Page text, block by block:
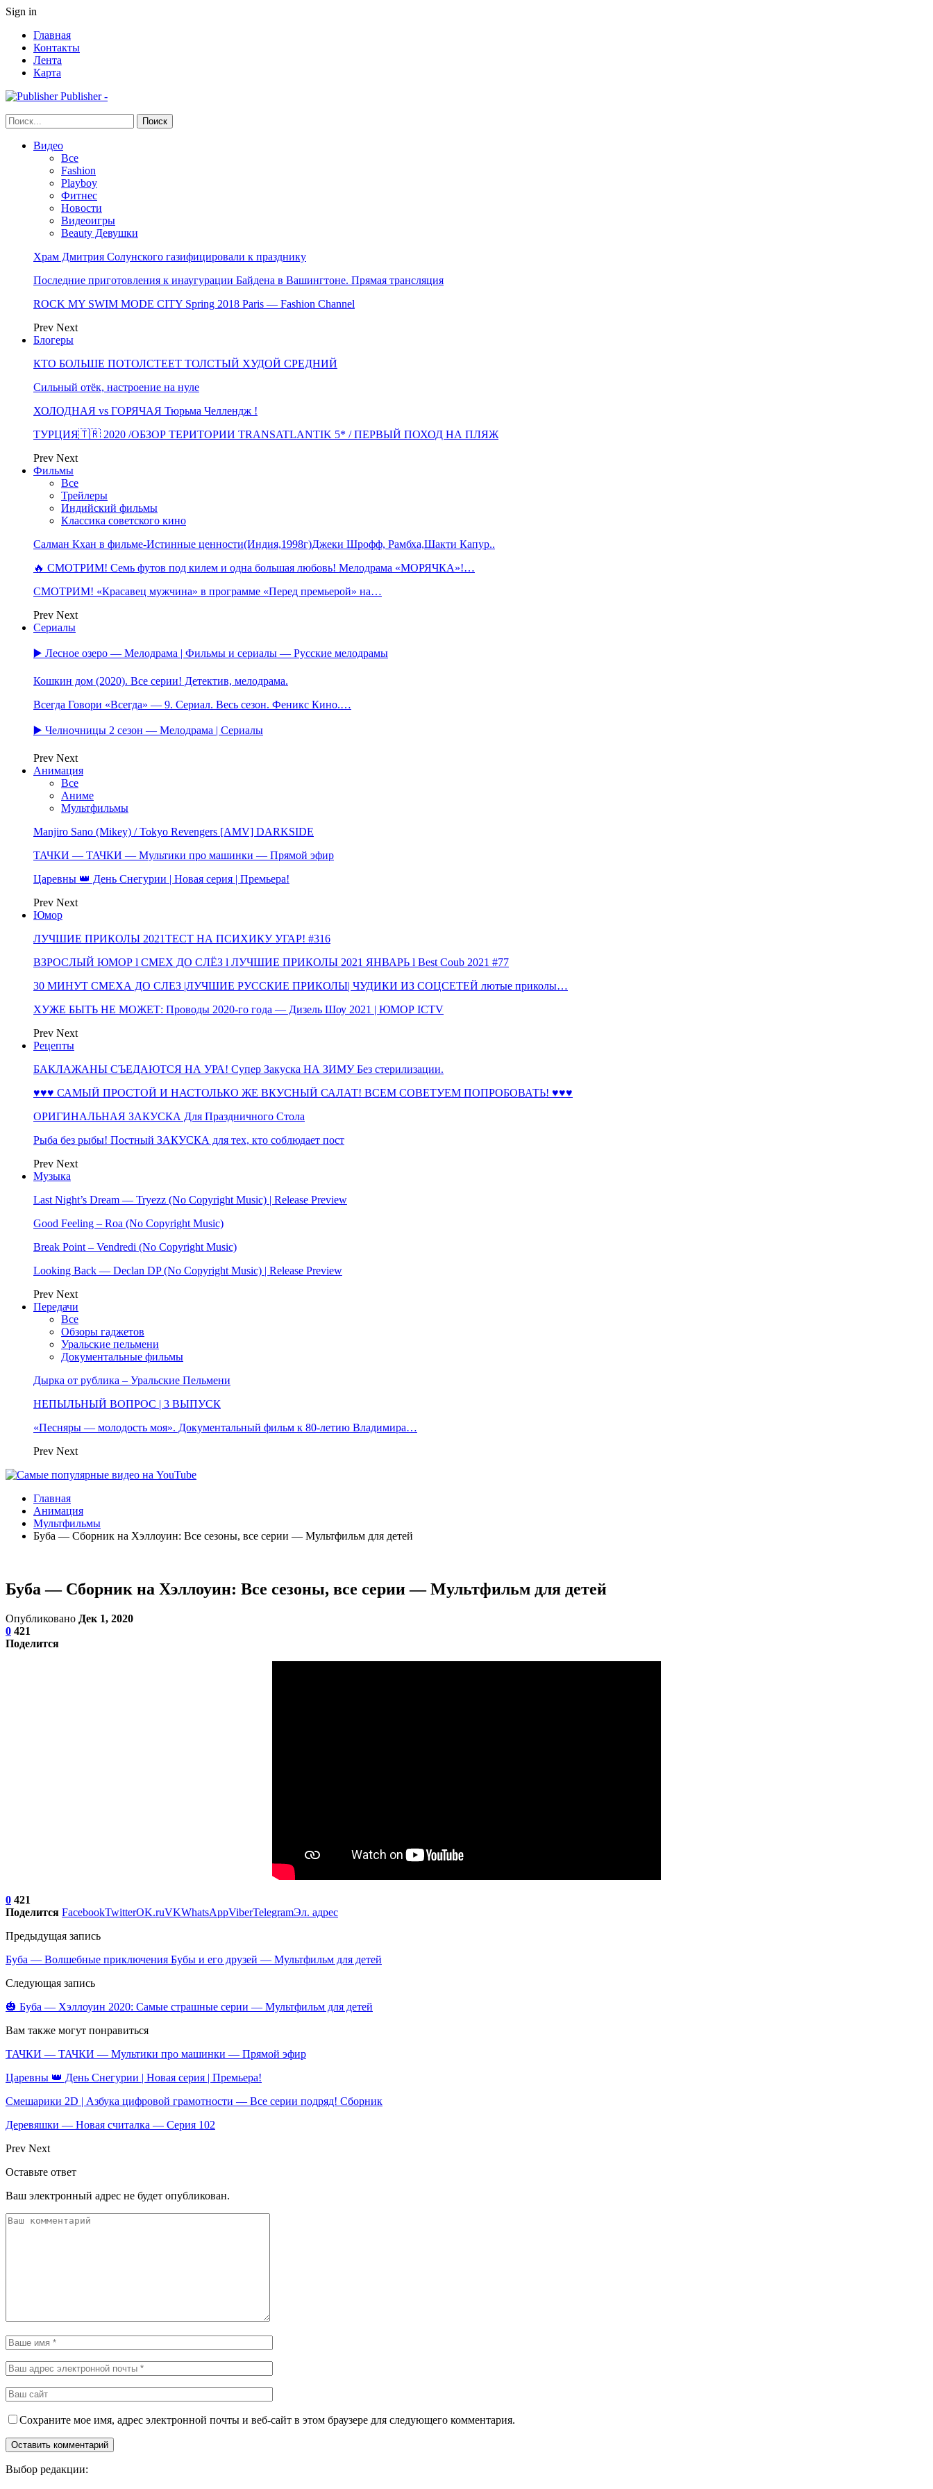
Sign in
Главная
Контакты
Лента
Карта
Publisher -
Видео
Все
Fashion
Playboy
Фитнес
Новости
Видеоигры
Beauty Девушки
Храм Дмитрия Солунского газифицировали к празднику
Последние приготовления к инаугурации Байдена в Вашингтоне. Прямая трансляция
ROCK MY SWIM MODE CITY Spring 2018 Paris — Fashion Channel
Prev Next
Блогеры
КТО БОЛЬШЕ ПОТОЛСТЕЕТ ТОЛСТЫЙ ХУДОЙ СРЕДНИЙ
Сильный отёк, настроение на нуле
ХОЛОДНАЯ vs ГОРЯЧАЯ Тюрьма Челлендж !
ТУРЦИЯ🇹🇷 2020 /ОБЗОР ТЕРИТОРИИ TRANSATLANTIK 5* / ПЕРВЫЙ ПОХОД НА ПЛЯЖ
Prev Next
Фильмы
Все
Трейлеры
Индийский фильмы
Классика советского кино
Салман Кхан в фильме-Истинные ценности(Индия,1998г)Джеки Шрофф, Рамбха,Шакти Капур..
🔥 СМОТРИМ! Семь футов под килем и одна большая любовь! Мелодрама «МОРЯЧКА»!…
СМОТРИМ! «Красавец мужчина» в программе «Перед премьерой» на…
Prev Next
Сериалы
▶️ Лесное озеро — Мелодрама | Фильмы и сериалы — Русские мелодрамы
Кошкин дом (2020). Все серии! Детектив, мелодрама.
Всегда Говори «Всегда» — 9. Сериал. Весь сезон. Феникс Кино.…
▶️ Челночницы 2 сезон — Мелодрама | Сериалы
Prev Next
Анимация
Все
Аниме
Мультфильмы
Manjiro Sano (Mikey) / Tokyo Revengers [AMV] DARKSIDE
ТАЧКИ — ТАЧКИ — Мультики про машинки — Прямой эфир
Царевны 👑 День Снегурии | Новая серия | Премьера!
Prev Next
Юмор
ЛУЧШИЕ ПРИКОЛЫ 2021ТЕСТ НА ПСИХИКУ УГАР! #316
ВЗРОСЛЫЙ ЮМОР l СМЕХ ДО СЛЁЗ l ЛУЧШИЕ ПРИКОЛЫ 2021 ЯНВАРЬ l Best Coub 2021 #77
30 МИНУТ СМЕХА ДО СЛЕЗ |ЛУЧШИЕ РУССКИЕ ПРИКОЛЫ| ЧУДИКИ ИЗ СОЦСЕТЕЙ лютые приколы…
ХУЖЕ БЫТЬ НЕ МОЖЕТ: Проводы 2020-го года — Дизель Шоу 2021 | ЮМОР ICTV
Prev Next
Рецепты
БАКЛАЖАНЫ СЪЕДАЮТСЯ НА УРА! Супер Закуска НА ЗИМУ Без стерилизации.
♥♥♥ САМЫЙ ПРОСТОЙ И НАСТОЛЬКО ЖЕ ВКУСНЫЙ САЛАТ! ВСЕМ СОВЕТУЕМ ПОПРОБОВАТЬ! ♥♥♥
ОРИГИНАЛЬНАЯ ЗАКУСКА Для Праздничного Стола
Рыба без рыбы! Постный ЗАКУСКА для тех, кто соблюдает пост
Prev Next
Музыка
Last Night’s Dream — Tryezz (No Copyright Music) | Release Preview
Good Feeling – Roa (No Copyright Music)
Break Point – Vendredi (No Copyright Music)
Looking Back — Declan DP (No Copyright Music) | Release Preview
Prev Next
Передачи
Все
Обзоры гаджетов
Уральские пельмени
Документальные фильмы
Дырка от рублика – Уральские Пельмени
НЕПЫЛЬНЫЙ ВОПРОС | 3 ВЫПУСК
«Песняры — молодость моя». Документальный фильм к 80-летию Владимира…
Prev Next
Главная
Анимация
Мультфильмы
Буба — Сборник на Хэллоуин: Все сезоны, все серии — Мультфильм для детей
Буба — Сборник на Хэллоуин: Все сезоны, все серии — Мультфильм для детей
Опубликовано Дек 1, 2020
0 421
Поделится
0 421
Поделится FacebookTwitterOK.ruVKWhatsAppViberTelegramЭл. адрес
Предыдущая запись
Буба — Волшебные приключения Бубы и его друзей — Мультфильм для детей
Следующая запись
🎃 Буба — Хэллоуин 2020: Самые страшные серии — Мультфильм для детей
Вам также могут понравиться
ТАЧКИ — ТАЧКИ — Мультики про машинки — Прямой эфир
Царевны 👑 День Снегурии | Новая серия | Премьера!
Смешарики 2D | Азбука цифровой грамотности — Все серии подряд! Сборник
Деревяшки — Новая считалка — Серия 102
Prev Next
Оставьте ответ
Ваш электронный адрес не будет опубликован.
Сохраните мое имя, адрес электронной почты и веб-сайт в этом браузере для следующего комментария.
Выбор редакции: